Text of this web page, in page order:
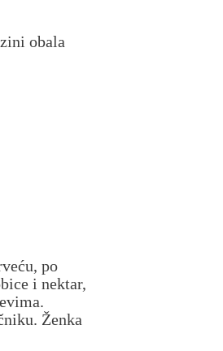
obala
po
i nektar,
Ženka